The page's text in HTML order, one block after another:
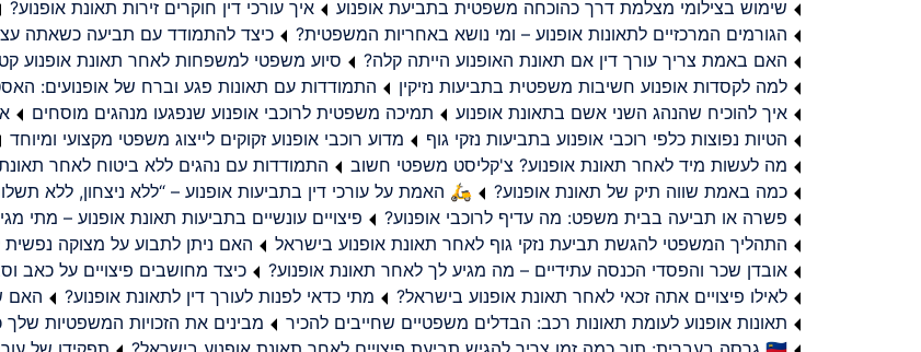
שימוש בצילומי מצלמת דרך כהוכחה משפטית בתביעת אופנוע
איך עורכי דין חוקרים זירות תאונת אופנוע?
הגורמים המרכזיים לתאונות אופנוע – ומי נושא באחריות המשפטית?
כיצד להתמודד עם תביעה כשאתה
האם באמת צריך עורך דין אם תאונת האופנוע הייתה קלה?
סיוע משפטי למשפחות לאחר תאונת אופנוע
למה לקסדות אופנוע חשיבות משפטית בתביעות נזיקין
התמודדות עם תאונות פגע וברח של אופנועים:
איך להוכיח שהנהג השני אשם בתאונת אופנוע
תמיכה משפטית לרוכבי אופנוע שנפגעו מנהגים מוסחים
הטיות נפוצות כלפי רוכבי אופנוע בתביעות נזקי גוף
מדוע רוכבי אופנוע זקוקים לייצוג משפטי מקצועי ומיוחד
מה לעשות מיד לאחר תאונת אופנוע? צ'קליסט משפטי חשוב
התמודדות עם נהגים ללא ביטוח לאחר
כמה באמת שווה תיק של תאונת אופנוע?
🛵 האמת על עורכי דין בתביעות אופנוע – “ללא ניצחון, ללא
פשרה או תביעה בבית משפט: מה עדיף לרוכבי אופנוע?
פיצויים עונשיים בתביעות תאונת אופנוע – מתי
התהליך המשפטי להגשת תביעת נזקי גוף לאחר תאונת אופנוע בישראל
האם ניתן לתבוע על מצוקה
אובדן שכר והפסדי הכנסה עתידיים – מה מגיע לך לאחר תאונת אופנוע?
כיצד מחושבים פיצויים על כאב
לאילו פיצויים אתה זכאי לאחר תאונת אופנוע בישראל?
מתי כדאי לפנות לעורך דין לתאונת אופנוע?
האם
תאונות אופנוע לעומת תאונות רכב: הבדלים משפטיים שחייבים להכיר
מבינים את הזכויות המשפטיות שלך